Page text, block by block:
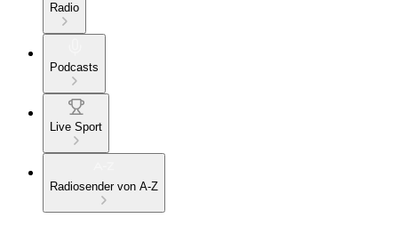
Radio
Podcasts
Live Sport
Radiosender von A-Z